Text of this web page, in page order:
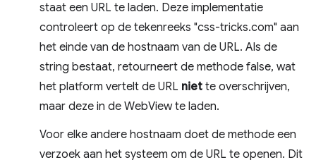
staat een URL te laden. Deze implementatie
controleert op de tekenreeks "css-tricks.com" aan
het einde van de hostnaam van de URL. Als de
string bestaat, retourneert de methode false, wat
het platform vertelt de URL niet te overschrijven,
maar deze in de WebView te laden.
Voor elke andere hostnaam doet de methode een
verzoek aan het systeem om de URL te openen. Dit